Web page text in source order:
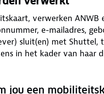
verwerken
e-mailadres,
sluit(en) met
in het kader van haar
jou een